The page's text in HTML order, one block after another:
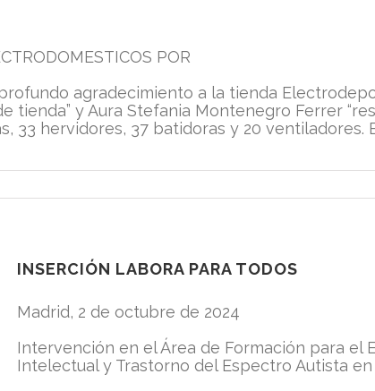
POR
agradecimiento a la tienda
tienda” y Aura Stefania Montenegro Ferrer
33 hervidores, 37 batidoras y 20 ventiladores.
INSERCIÓN LABORA PARA TODOS
Madrid, 2 de octubre de 2024
Intervención en el Área de Formación para el
Intelectual y Trastorno del Espectro Autista en